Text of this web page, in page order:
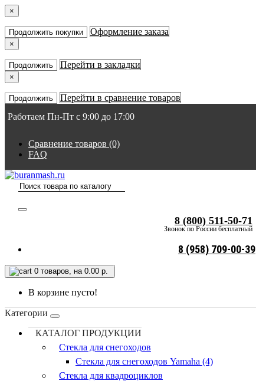
×
Продолжить покупки Оформление заказа
×
Продолжить Перейти в закладки
×
Продолжить
Перейти в сравнение товаров
Работаем Пн-Пт с 9:00 до 17:00
Сравнение товаров (0)
FAQ
8 (800) 511-50-71
Звонок по России бесплатный
8 (958) 709-00-39
0 товаров, на 0.00 р.
В корзине пусто!
Категории
КАТАЛОГ ПРОДУКЦИИ
Стекла для снегоходов
Стекла для снегоходов Yamaha (4)
Стекла для квадроциклов